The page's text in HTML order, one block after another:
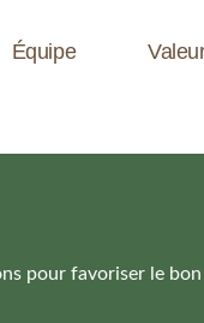
Équipe
pour favoriser le